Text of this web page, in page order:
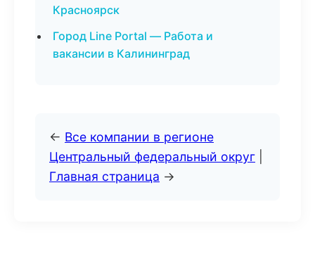
Красноярск
Город Line Portal — Работа и
вакансии в Калининград
← Все компании в регионе
Центральный федеральный округ
Главная страница →